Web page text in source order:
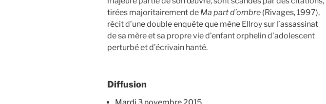
tirées majoritairement de Ma part d’ombre (Rivages, 1997),
récit d’une double enquête que mène Ellroy sur l’assassinat
de sa mère et sa propre vie d’enfant orphelin d’adolescent
perturbé et d’écrivain hanté.
Diffusion